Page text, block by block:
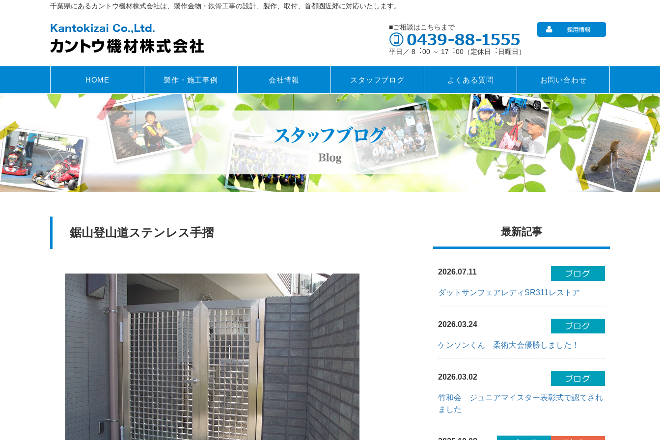
千葉県にあるカントウ機材株式会社は、製作金物・鉄骨工事の設計、製作、取付、首都圏近郊に対応いたします。
■ご相談はこちらまで
平日／ 8︓00 ～ 17︓00（定休日︓日曜日）
HOME 製作・施工事例 会社情報 スタッフブログ よくある質問 お問い合わせ
鋸山登山道ステンレス手摺 最新記事
2026.07.11
ダットサンフェアレディSR311レストア
2026.03.24
ケンソンくん 柔術大会優勝しました！
2026.03.02
竹和会 ジュニアマイスター表彰式で認てされ
ました